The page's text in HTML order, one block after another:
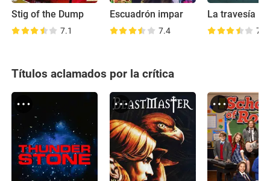
Stig of the Dump
7.1
Escuadrón impar
7.4 7.1
Títulos aclamados por la crítica